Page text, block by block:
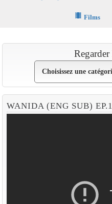
theaters Films
WANIDA (ENG SUB)